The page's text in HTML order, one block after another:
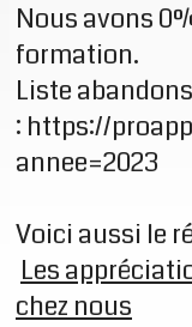
Nous avons
formation.
Liste abandons
: https://
annee=2023
Voici aussi le
Les
chez nous